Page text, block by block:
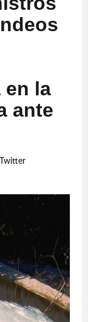
en la
ante
Twitter